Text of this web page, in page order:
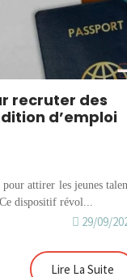
recruter des
d’emploi
attirer les jeunes
dispositif révol...
29/09/
Lire La Suite